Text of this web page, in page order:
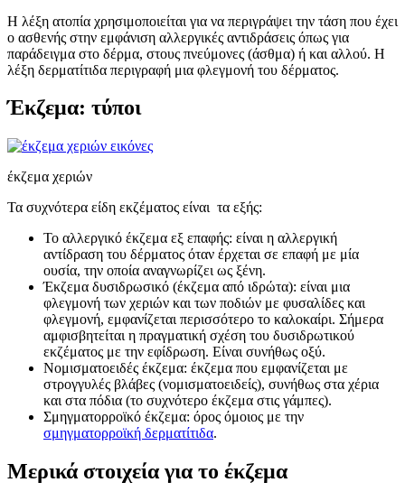
Η λέξη ατοπία χρησιμοποιείται για να περιγράψει την τάση που έχει
ο ασθενής στην εμφάνιση αλλεργικές αντιδράσεις όπως για
παράδειγμα στο δέρμα, στους πνεύμονες (άσθμα) ή και αλλού. Η
λέξη δερματίτιδα περιγραφή μια φλεγμονή του δέρματος.
Έκζεμα: τύποι
έκζεμα χεριών
Τα συχνότερα είδη εκζέματος είναι τα εξής:
Το αλλεργικό έκζεμα εξ επαφής: είναι η αλλεργική
αντίδραση του δέρματος όταν έρχεται σε επαφή με μία
ουσία, την οποία αναγνωρίζει ως ξένη.
Έκζεμα δυσιδρωσικό (έκζεμα από ιδρώτα): είναι μια
φλεγμονή των χεριών και των ποδιών με φυσαλίδες και
φλεγμονή, εμφανίζεται περισσότερο το καλοκαίρι. Σήμερα
αμφισβητείται η πραγματική σχέση του δυσιδρωτικού
εκζέματος με την εφίδρωση. Είναι συνήθως οξύ.
Νομισματοειδές έκζεμα: έκζεμα που εμφανίζεται με
στρογγυλές βλάβες (νομισματοειδείς), συνήθως στα χέρια
και στα πόδια (το συχνότερο έκζεμα στις γάμπες).
Σμηγματορροϊκό έκζεμα: όρος όμοιος με την
σμηγματορροϊκή δερματίτιδα.
Μερικά στοιχεία για το έκζεμα